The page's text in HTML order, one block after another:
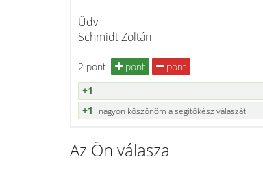
Üdv
Schmidt Zoltán
2 pont pont
pont
+1
+1
nagyon köszönöm a segítōkész vàlaszát!
Az Ön válasza